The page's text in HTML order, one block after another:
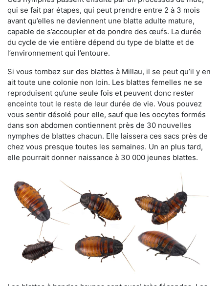
qui se fait par étapes, qui peut prendre entre 2 à 3 mois
avant qu’elles ne deviennent une blatte adulte mature,
capable de s’accoupler et de pondre des œufs. La durée
du cycle de vie entière dépend du type de blatte et de
l’environnement qui l’entoure.
Si vous tombez sur des blattes à Millau, il se peut qu’il y en
ait toute une colonie non loin. Les blattes femelles ne se
reproduisent qu’une seule fois et peuvent donc rester
enceinte tout le reste de leur durée de vie. Vous pouvez
vous sentir désolé pour elle, sauf que les oocytes formés
dans son abdomen contiennent près de 30 nouvelles
nymphes de blattes chacun. Elle laissera ces sacs près de
chez vous presque toutes les semaines. Un an plus tard,
elle pourrait donner naissance à 30 000 jeunes blattes.